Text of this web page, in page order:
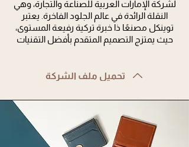
لشركة الإمارات العربية للصناعة والتجارة، وهي
النقلة الرائدة في عالم الجلود الفاخرة. يعتبر
توينكل مصنعًا ذا خبرة تركية رفيعة المستوى،
حيث يمتزج التصميم المتقدم بأفضل التقنيات
تحميل ملف الشركة